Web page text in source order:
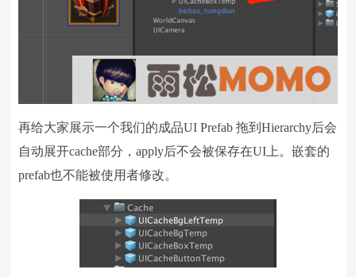
再给大家展示一个我们的成品UI Prefab 拖到Hierarchy后会
自动展开cache部分，apply后不会被保存在UI上。嵌套的
prefab也不能被使用者修改。